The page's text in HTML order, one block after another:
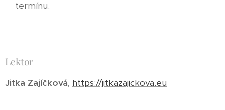
termínu.
Lektor
Jitka Zajíčková, https://jitkazajickova.eu